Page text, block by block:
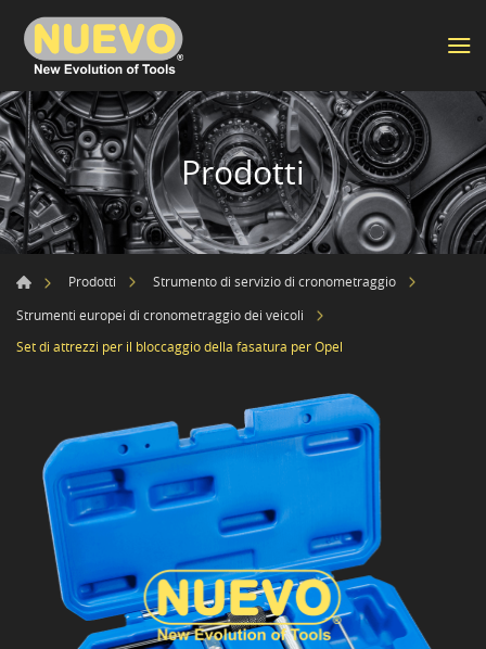
Prodotti
Prodotti
Strumento di servizio di cronometraggio
Strumenti europei di cronometraggio dei veicoli
Set di attrezzi per il bloccaggio della fasatura per Opel